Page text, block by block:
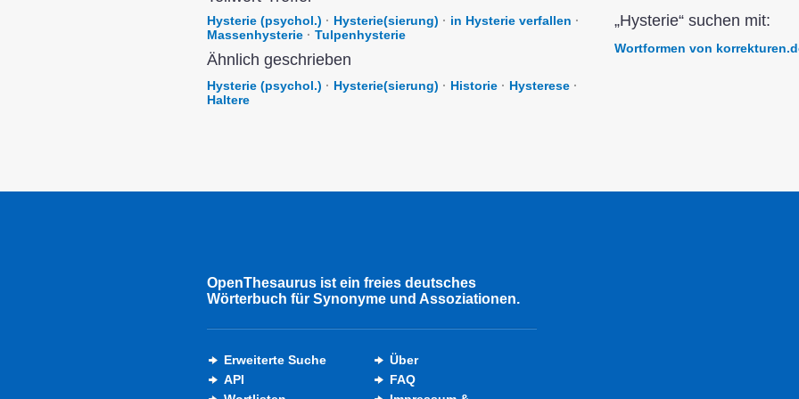
Hysterie (psychol.) · Hysterie(sierung) · in Hysterie verfallen ·
Massenhysterie · Tulpenhysterie
Ähnlich geschrieben
Hysterie (psychol.) · Hysterie(sierung) · Historie · Hysterese ·
Haltere
„Hysterie“ suchen mit:
Wortformen von
OpenThesaurus ist ein freies deutsches
Wörterbuch für Synonyme und Assoziationen.
Erweiterte Suche
API
Über
FAQ